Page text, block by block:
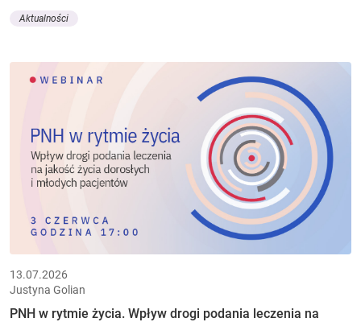
Aktualności
13.07.2026
Justyna Golian
PNH w rytmie życia. Wpływ drogi podania leczenia na